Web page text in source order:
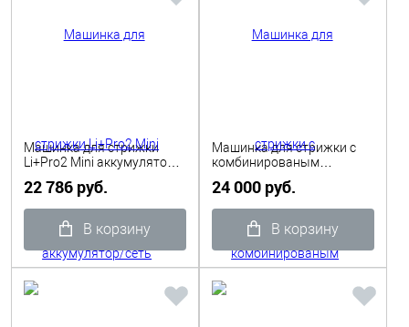
Машинка для стрижки
Li+Pro2 Mini аккумулятор/
22 786 руб.
В корзину
Машинка для стрижки с
комбинированым
Wahl
24 000 руб.
В корзину